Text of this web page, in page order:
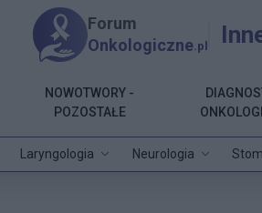
Forum
Onkologiczne.pl
Laryngologia Neurologia
NOWOTWORY -
POZOSTAŁE